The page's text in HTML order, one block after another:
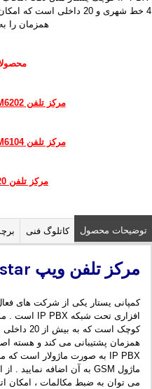
همزمان را
مرکز تلفن Grandstream UCM6202
مرکز تلفن Grandstream UCM6104
مرکز تلفن Newrock OM20
توضیحات محصول کاتلوگ فنی
مرکز تلفن ویپ
کمپانی یستار یکی از شرکت های
همزمان پشتیبانی می کند و هسته